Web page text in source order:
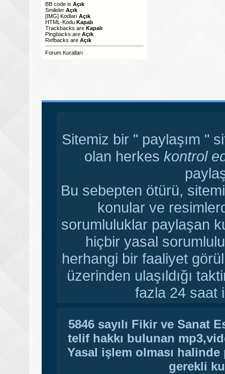
BB code is Açık
Smileler Açık
[IMG] Kodları Açık
HTML-Kodu Kapalı
Trackbacks are Kapalı
Pingbacks are Açık
Refbacks are Açık
Forum Kuralları
Sitemiz bir " paylaşım "
olan herkes kontrol
Bu sebepten ötürü,
konular ve
sorumluluklar paylaşan
hiçbir yasal
herhangi bir faaliyet
üzerinden ulaşıldığı
fazla 24 saat
5846 sayılı Fikir ve Sanat
telif hakkı bulunan
Yasal işlem olması
gerekli